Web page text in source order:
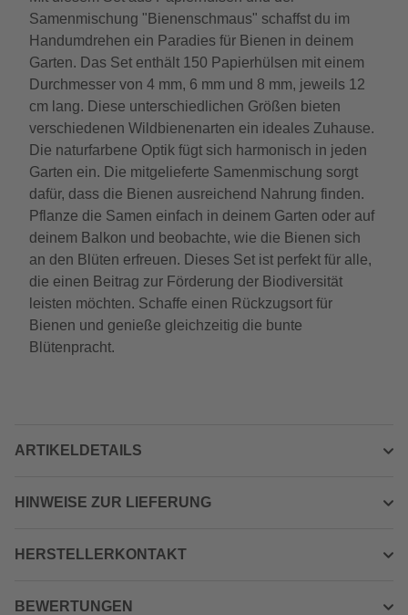
Samenmischung "Bienenschmaus" schaffst du im
Handumdrehen ein Paradies für Bienen in deinem
Garten. Das Set enthält 150 Papierhülsen mit einem
Durchmesser von 4 mm, 6 mm und 8 mm, jeweils 12
cm lang. Diese unterschiedlichen Größen bieten
verschiedenen Wildbienenarten ein ideales Zuhause.
Die naturfarbene Optik fügt sich harmonisch in jeden
Garten ein. Die mitgelieferte Samenmischung sorgt
dafür, dass die Bienen ausreichend Nahrung finden.
Pflanze die Samen einfach in deinem Garten oder auf
deinem Balkon und beobachte, wie die Bienen sich
an den Blüten erfreuen. Dieses Set ist perfekt für alle,
die einen Beitrag zur Förderung der Biodiversität
leisten möchten. Schaffe einen Rückzugsort für
Bienen und genieße gleichzeitig die bunte
Blütenpracht.
ARTIKELDETAILS
HINWEISE ZUR LIEFERUNG
HERSTELLERKONTAKT
BEWERTUNGEN